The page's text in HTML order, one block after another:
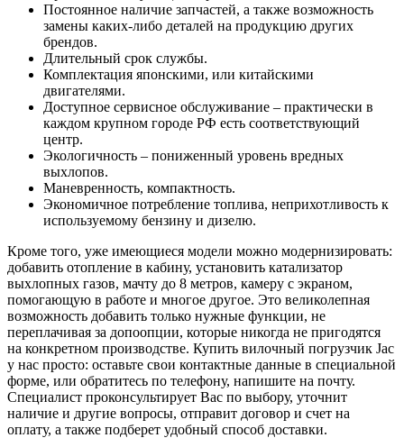
Постоянное наличие запчастей, а также возможность
замены каких-либо деталей на продукцию других
брендов.
Длительный срок службы.
Комплектация японскими, или китайскими
двигателями.
Доступное сервисное обслуживание – практически в
каждом крупном городе РФ есть соответствующий
центр.
Экологичность – пониженный уровень вредных
выхлопов.
Маневренность, компактность.
Экономичное потребление топлива, неприхотливость к
используемому бензину и дизелю.
Кроме того, уже имеющиеся модели можно модернизировать:
добавить отопление в кабину, установить катализатор
выхлопных газов, мачту до 8 метров, камеру с экраном,
помогающую в работе и многое другое. Это великолепная
возможность добавить только нужные функции, не
переплачивая за допоопции, которые никогда не пригодятся
на конкретном производстве. Купить вилочный погрузчик Jac
у нас просто: оставьте свои контактные данные в специальной
форме, или обратитесь по телефону, напишите на почту.
Специалист проконсультирует Вас по выбору, уточнит
наличие и другие вопросы, отправит договор и счет на
оплату, а также подберет удобный способ доставки.